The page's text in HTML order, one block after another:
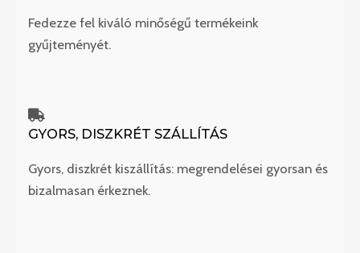
Fedezze fel kiváló minőségű termékeink
gyűjteményét.
GYORS, DISZKRÉT SZÁLLÍTÁS
Gyors, diszkrét kiszállítás: megrendelései gyorsan és
bizalmasan érkeznek.